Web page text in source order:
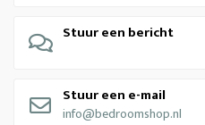
Stuur een bericht
Stuur een e-mail
info@bedroomshop.nl